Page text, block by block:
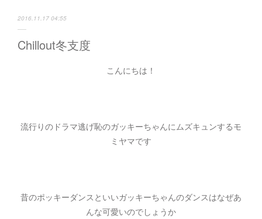
2016.11.17 04:55
Chillout冬支度
こんにちは！
流行りのドラマ逃げ恥のガッキーちゃんにムズキュンするモ
ミヤマです
昔のポッキーダンスといいガッキーちゃんのダンスはなぜあ
んな可愛いのでしょうか